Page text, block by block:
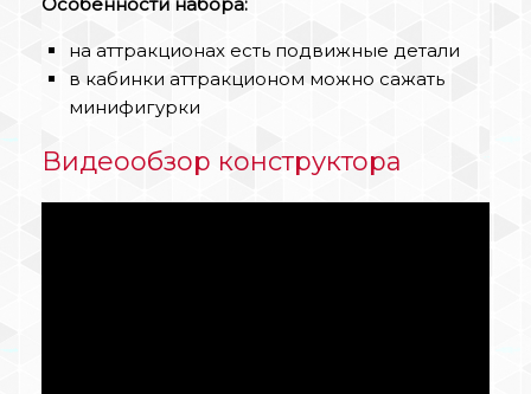
на аттракционах есть подвижные детали
в кабинки аттракционом можно сажать
минифигурки
Видеообзор конструктора